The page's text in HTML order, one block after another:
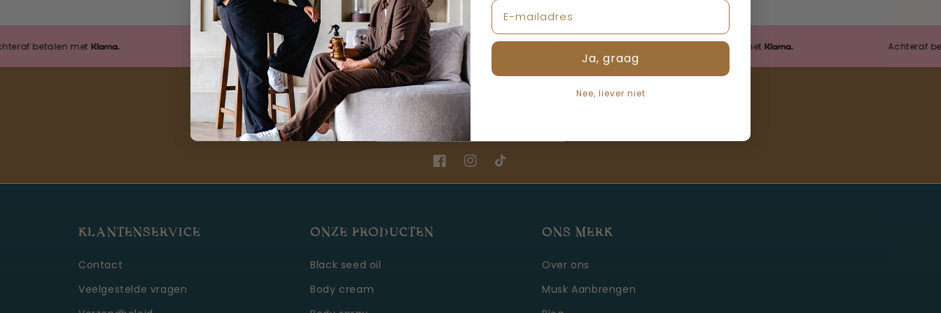
betalen met Achteraf betalen met Achteraf betalen met Achteraf betalen met Achteraf
BLIJF OP DE HOOGTE
E‑mail
FacebookInstagram
TikTok
KLANTENSERVICE
Contact
Veelgestelde vragen
ONZE PRODUCTEN
Black seed oil
Body cream
ONS MERK
Over ons
Musk Aanbrengen
Ja, graag
Nee, liever niet